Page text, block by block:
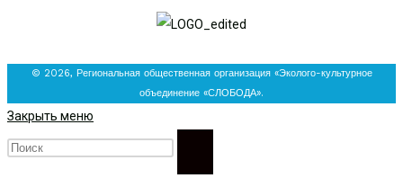
© 2026, Региональная общественная организация «Эколого-культурное
объединение «СЛОБОДА».
Закрыть меню